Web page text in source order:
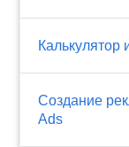
Калькулятор
Создание
Ads